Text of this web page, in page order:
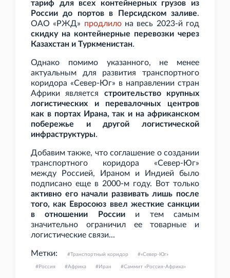
тариф для всех контейнерных грузов из
России до портов в Персидском заливе.
ОАО «РЖД» продлилона весь 2023-й год
скидку на контейнерные перевозки через
Казахстан и Туркменистан.
Однако помимо указанного, не менее
актуальным для развития транспортного
коридора «Север-Юг» в направлении стран
Африки является строительство крупных
логистических и перевалочных центров
как в портах Ирана, так и на африканском
побережье и другой логистической
инфраструктуры.
Добавим также, что соглашение о создании
транспортного коридора «Север-Юг»
между Россией, Ираном и Индией было
подписано еще в 2000-м году. Вот только
активно его начали развивать лишь после
того, как Евросоюз ввел жесткие санкции
в отношении Россиии тем самым
значительно ограничил ее товарные и
логистические связи...
Метки: Транспортный коридор «Север-Юг»
Россия Африка Иран Саммит «Россия-Африка»